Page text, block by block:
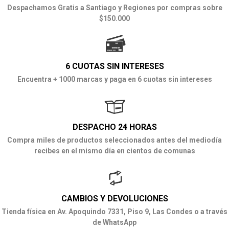
Despachamos Gratis a Santiago y Regiones por compras sobre
$150.000
6 CUOTAS SIN INTERESES
Encuentra + 1000 marcas y paga en 6 cuotas sin intereses
DESPACHO 24 HORAS
Compra miles de productos seleccionados antes del mediodía
recibes en el mismo día en cientos de comunas
CAMBIOS Y DEVOLUCIONES
Tienda física en Av. Apoquindo 7331, Piso 9, Las Condes o a través
de WhatsApp